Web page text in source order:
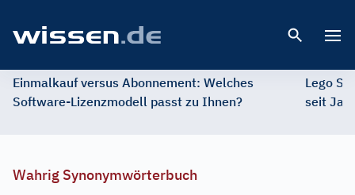
Einmalkauf versus Abonnement: Welches
Software-Lizenzmodell passt zu Ihnen?
Lego
seit
Wahrig Synonymwörterbuch